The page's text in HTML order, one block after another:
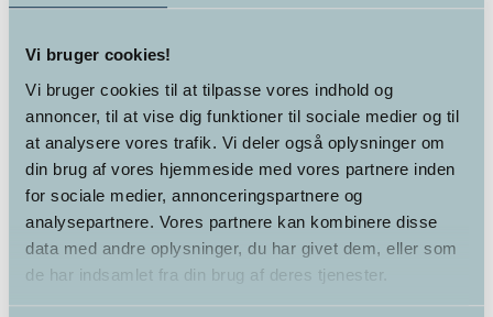
Vi bruger cookies!
Vi bruger cookies til at tilpasse vores indhold og
annoncer, til at vise dig funktioner til sociale medier og til
at analysere vores trafik. Vi deler også oplysninger om
din brug af vores hjemmeside med vores partnere inden
for sociale medier, annonceringspartnere og
analysepartnere. Vores partnere kan kombinere disse
data med andre oplysninger, du har givet dem, eller som
de har indsamlet fra din brug af deres tjenester.
at man kan gøre det som allergien tidligere
fortæller Keld Poulsen.
Det meste af tiden er det vores bevidste sind vi er i kontakt
med, på trods af at det er det ubevidste sind, som på mange
punkter former og definerer os, via de tanke- og
handlemønstre vi har opbygget gennem vores liv. Det
ubevidste sind, eller det som også kaldes
underbevidstheden, rummer alle vores erfaringer og